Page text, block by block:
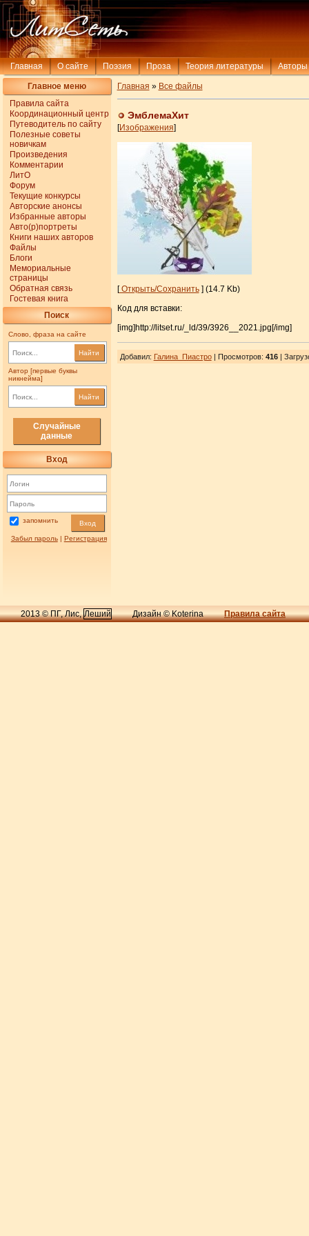
Главная О сайте Поэзия Проза Теория литературы Авторы
Главное меню
Правила сайта
Координационный центр
Путеводитель по сайту
Полезные советы
новичкам
Произведения
Комментарии
ЛитО
Форум
Текущие конкурсы
Авторские анонсы
Избранные авторы
Авто(р)портреты
Книги наших авторов
Файлы
Блоги
Мемориальные
страницы
Обратная связь
Гостевая книга
Поиск
Слово, фраза на сайте
Найти
Автор [первые буквы
никнейма]
Найти
Случайные
данные
Вход
запомнить Вход
Забыл пароль| Регистрация
Главная » Все файлы
ЭмблемаХит
[Изображения]
[Открыть/Сохранить] (14.7 Kb)
Код для вставки:
[img]http://litset.ru/_ld/39/3926__2021.jpg[/img]
Добавил: Галина_Пиастро| Просмотров: 416|
2013 © ПГ, Лис,Леший Дизайн © Koterina Правила сайта